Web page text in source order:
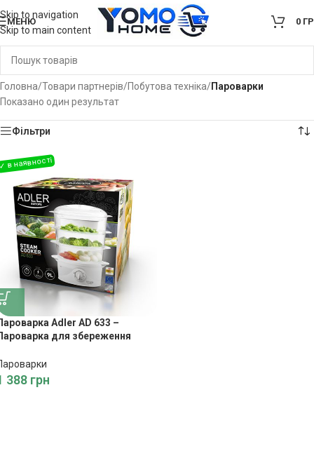
Skip to navigation
Skip to main content
МЕНЮ 0
Головна/Товари партнерів/Побутова техніка/Пароварки
Показано один результат
Фільтри
Adler AD 633 –
для збереження
Adler
388 грн